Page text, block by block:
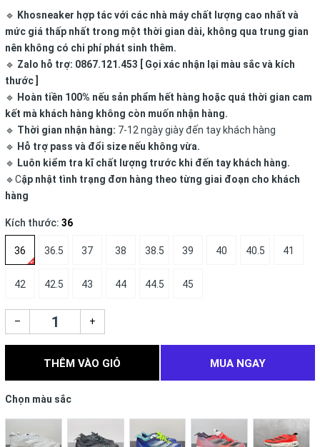
🔹 Khosneaker hợp tác với các nhà máy chất lượng cao nhất và
mức giá thấp nhất trong một thời gian dài, không qua trung gian
nên không có chi phí phát sinh thêm.
🔹 Zalo hỗ trợ: 0867.121.453 [ Gọi xác nhận lại màu sắc và kích
thước ]
🔹 Hoàn tiền 100% nếu sản phẩm hết hàng hoặc quá thời gian cam
kết mà khách hàng không còn muốn nhận hàng.
🔹 Thời gian nhận hàng: 7-12 ngày giày đến tay khách hàng
🔹 Hỗ trợ pass và đổi size nếu không vừa.
🔹 Luôn kiểm tra kĩ chất lượng trước khi đến tay khách hàng.
🔹Cập nhật tình trạng đơn hàng theo từng giai đoạn cho khách
hàng
Kích thước: 36
36 36.5 37 38 38.5 39 40 40.5 41
42 42.5 43 44 44.5 45
– +
THÊM VÀO GIỎ MUA NGAY
Chọn màu sắc